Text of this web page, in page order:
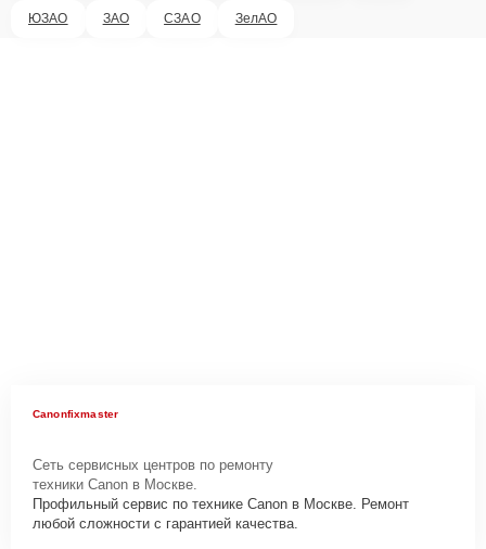
ЮЗАО ЗАО СЗАО ЗелАО
Canonfixmaster
Сеть сервисных центров по ремонту
техники Canon в Москве.
Профильный сервис по технике Canon в Москве. Ремонт
любой сложности с гарантией качества.